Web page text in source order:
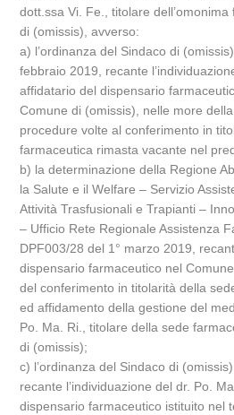
dott.ssa Vi. Fe., titolare
di (omissis), avverso:
a) l’ordinanza del Sindaco di
febbraio 2019, recante
affidatario del dispensario
Comune di (omissis), nelle more
procedure volte al conferimento in
farmaceutica rimasta vacante nel
b) la determinazione della Regione
la Salute e il Welfare – Servizio
Attività Trasfusionali e Trapianti –
– Ufficio Rete Regionale Assistenza
DPF003/28 del 1° marzo 2019,
dispensario farmaceutico nel
del conferimento in titolarità della
ed affidamento della gestione del
Po. Ma. Ri., titolare della sede
di (omissis);
c) l’ordinanza del Sindaco di
recante l’individuazione del dr. Po.
dispensario farmaceutico istituito nel